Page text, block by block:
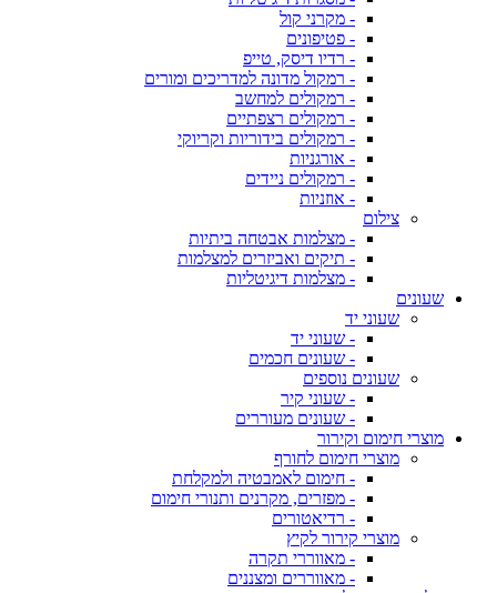
- מקרני קול
- פטיפונים
- רדיו דיסק, טייפ
- רמקול מדונה למדריכים ומורים
- רמקולים למחשב
- רמקולים רצפתיים
- רמקולים בידוריות וקריוקי
- אורגניות
- רמקולים ניידים
- אוזניות
צילום
- מצלמות אבטחה ביתיות
- תיקים ואביזרים למצלמות
- מצלמות דיגיטליות
שעונים
שעוני יד
- שעוני יד
- שעונים חכמים
שעונים נוספים
- שעוני קיר
- שעונים מעוררים
מוצרי חימום וקירור
מוצרי חימום לחורף
- חימום לאמבטיה ולמקלחת
- מפזרים, מקרנים ותנורי חימום
- רדיאטורים
מוצרי קירור לקיץ
- מאווררי תקרה
- מאווררים ומצננים